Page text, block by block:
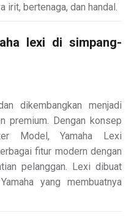
irit, bertenaga, dan handal.
lexi di simpang-
dikembangkan menjadi
premium. Dengan konsep
Model, Yamaha Lexi
fitur modern dengan
pelanggan. Lexi dibuat
yang membuatnya